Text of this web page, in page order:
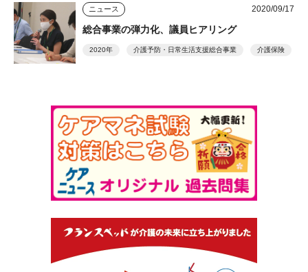
ニュース 2020/09/17
総合事業の弾力化、議員ヒアリング
2020年 介護予防・日常生活支援総合事業 介護保険